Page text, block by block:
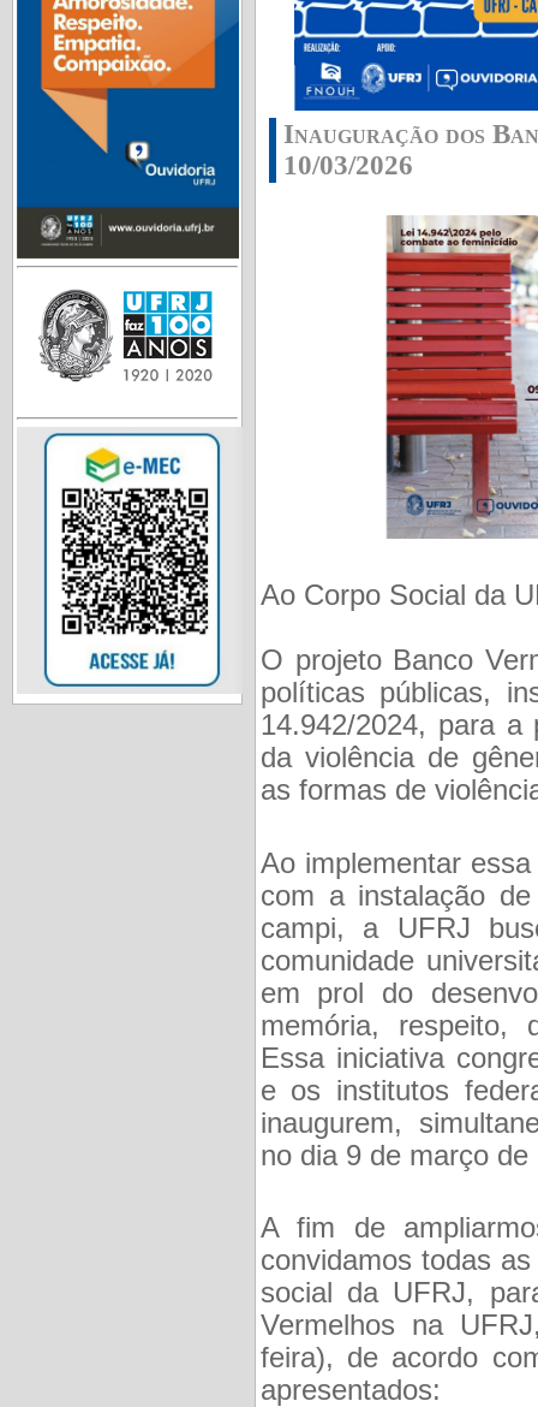
Inauguração dos
10/03/2026
Ao Corpo Social da
O projeto Banco
políticas públicas,
14.942/2024, para a
da violência de
as formas de
Ao implementar
com a instalação
campi, a UFRJ
comunidade
em prol do
memória, respeito,
Essa iniciativa
e os institutos
inaugurem,
no dia 9 de março de
A fim de
convidamos todas
social da UFRJ,
Vermelhos na
feira), de acordo
apresentados: